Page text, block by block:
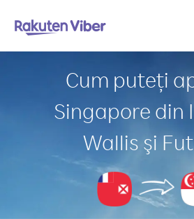
Cum puteți
Singapore din
Wallis şi